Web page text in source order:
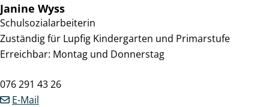
Janine Wyss
Schulsozialarbeiterin
Zuständig für Lupfig Kindergarten und Primarstufe
Erreichbar: Montag und Donnerstag
Mobil
076 291 43 26
E-Mail